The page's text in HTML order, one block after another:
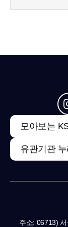
모아보는
유관기관 누
주소: 06713)